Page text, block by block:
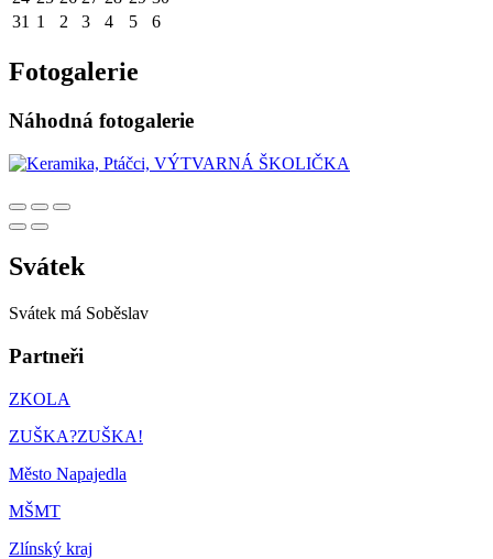
31 1 2 3 4 5 6
Fotogalerie
Náhodná fotogalerie
Svátek
Svátek má Soběslav
Partneři
ZKOLA
ZUŠKA?ZUŠKA!
Město Napajedla
MŠMT
Zlínský kraj